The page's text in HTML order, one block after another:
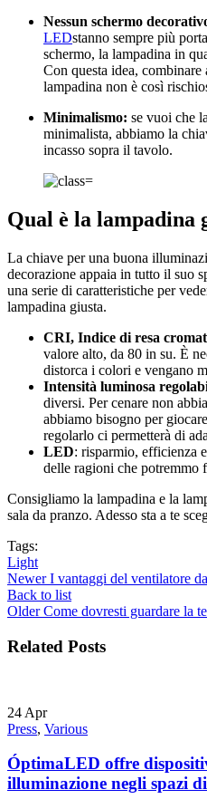
Nessun schermo
LEDstanno sempre più
schermo, la lampadina in
Con questa idea,
lampadina non è così
Minimalismo: se vuoi che
minimalista, abbiamo la
incasso sopra il tavolo.
Qual ​​è la lampadina
La chiave per una buona
decorazione appaia in tutto il suo
una serie di caratteristiche per
lampadina giusta.
CRI, Indice di resa
valore alto, da 80 in su. È
distorca i colori e vengano
Intensità luminosa
diversi. Per cenare non
abbiamo bisogno per
regolarlo ci permetterà di
LED: risparmio, efficienza
delle ragioni che potremmo
Consigliamo la lampadina e la
sala da pranzo. Adesso sta a te
Tags:
Light
Newer I vantaggi del ventilatore
Back to list
Older Come dovresti guardare la
Related Posts
24 Apr
Press, Various
ÓptimaLED offre
illuminazione negli spazi